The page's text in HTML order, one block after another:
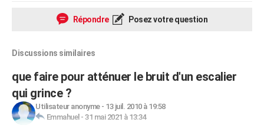
Répondre Posez votre question
Discussions similaires
que faire pour atténuer le bruit d'un escalier
qui grince ?
Utilisateur anonyme- 13 juil. 2010 à 19:58
Emmahuel - 31 mai 2021 à 13:34